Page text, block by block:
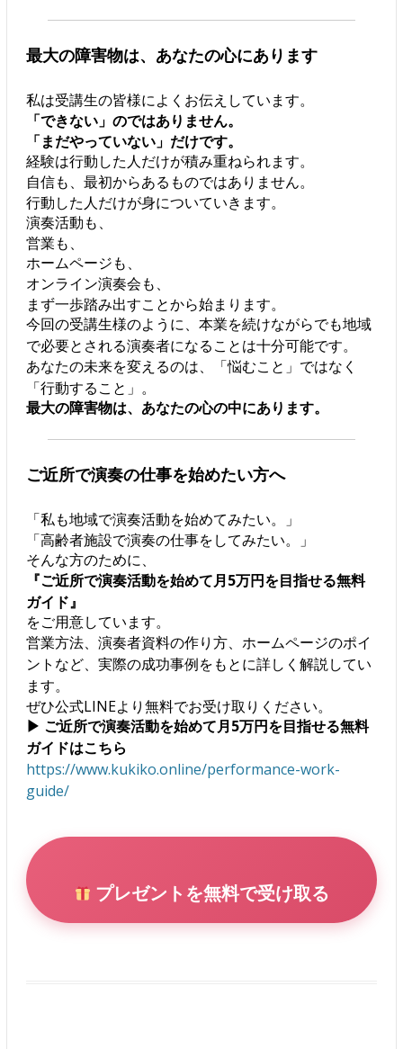
最大の障害物は、あなたの心にあります
私は受講生の皆様によくお伝えしています。
「できない」のではありません。
「まだやっていない」だけです。
経験は行動した人だけが積み重ねられます。
自信も、最初からあるものではありません。
行動した人だけが身についていきます。
演奏活動も、
営業も、
ホームページも、
オンライン演奏会も、
まず一歩踏み出すことから始まります。
今回の受講生様のように、本業を続けながらでも地域
で必要とされる演奏者になることは十分可能です。
あなたの未来を変えるのは、「悩むこと」ではなく
「行動すること」。
最大の障害物は、あなたの心の中にあります。
ご近所で演奏の仕事を始めたい方へ
「私も地域で演奏活動を始めてみたい。」
「高齢者施設で演奏の仕事をしてみたい。」
そんな方のために、
『ご近所で演奏活動を始めて月5万円を目指せる無料
ガイド』
をご用意しています。
営業方法、演奏者資料の作り方、ホームページのポイ
ントなど、実際の成功事例をもとに詳しく解説してい
ます。
ぜひ公式LINEより無料でお受け取りください。
▶ ご近所で演奏活動を始めて月5万円を目指せる無料
ガイドはこちら
https://www.kukiko.online/performance-work-
guide/
プレゼントを無料で受け取る